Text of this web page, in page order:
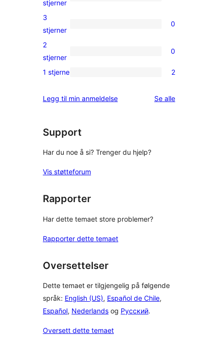
0
4-
star
stjerner
0
3-
star
3
stjerner
0
0
2-
reviews
2
stjerner
0
2
star
1 stjerne 2
Legg til min anmeldelse Se alleomtalene
Support
Har du noe å si? Trenger du hjelp?
Vis støtteforum
Rapporter
Har dette temaet store problemer?
Rapporter dette temaet
Oversettelser
Dette temaet er tilgjengelig på følgende
språk: English (US), Español de Chile,
Español, Nederlands og Русский.
Oversett dette temaet